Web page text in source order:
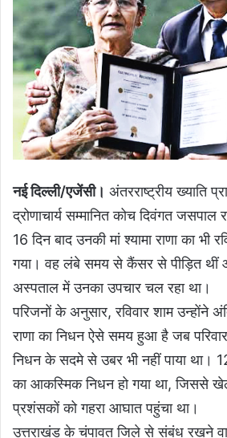
नई दिल्ली/एजेंसी। अंतरराष्ट्रीय ख्याति
द्रोणाचार्य सम्मानित कोच दिवंगत
16 दिन बाद उनकी मां श्यामा राणा का भी
गया। वह लंबे समय से कैंसर से पीड़ित
अस्पताल में उनका उपचार चल रहा था।
परिजनों के अनुसार, रविवार शाम उन्होंने
राणा का निधन ऐसे समय हुआ है जब
निधन के सदमे से उबर भी नहीं पाया था।
का आकस्मिक निधन हो गया था,
प्रशंसकों को गहरा आघात पहुंचा था।
उत्तराखंड के चंपावत जिले से संबंध रखने